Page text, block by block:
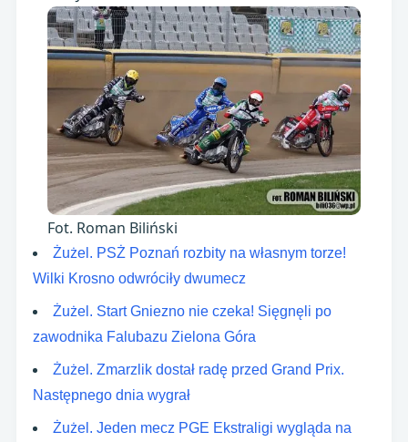
Fot. Roman Biliński
Żużel. PSŻ Poznań rozbity na własnym torze!
Wilki Krosno odwróciły dwumecz
Żużel. Start Gniezno nie czeka! Sięgnęli po
zawodnika Falubazu Zielona Góra
Żużel. Zmarzlik dostał radę przed Grand Prix.
Następnego dnia wygrał
Żużel. Jeden mecz PGE Ekstraligi wygląda na